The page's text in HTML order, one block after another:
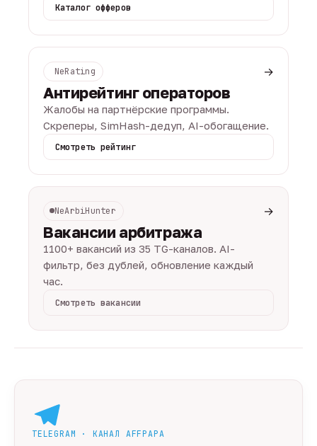
Каталог офферов
NeRating →
Антирейтинг операторов
Жалобы на партнёрские программы.
Скреперы, SimHash-дедуп, AI-обогащение.
Смотреть рейтинг
NeArbiHunter →
Вакансии арбитража
1100+ вакансий из 35 TG-каналов. AI-
фильтр, без дублей, обновление каждый
час.
Смотреть вакансии
TELEGRAM · КАНАЛ AFFPAPA